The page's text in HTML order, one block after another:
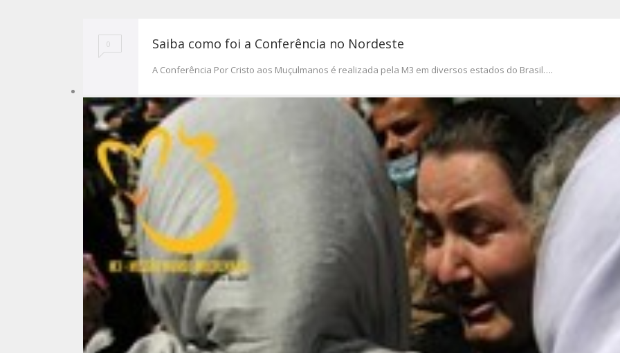
0 Saiba como foi a Conferência no Nordeste
A Conferência Por Cristo aos Muçulmanos é realizada pela M3 em diversos estados do Brasil….